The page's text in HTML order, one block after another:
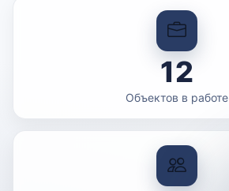
12
Объектов в работе